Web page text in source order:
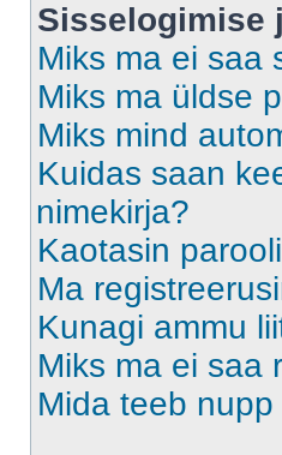
Sisselogimise
Miks ma ei saa
Miks ma üldse
Miks mind
Kuidas saan
nimekirja?
Kaotasin
Ma
Kunagi ammu
Miks ma ei saa
Mida teeb